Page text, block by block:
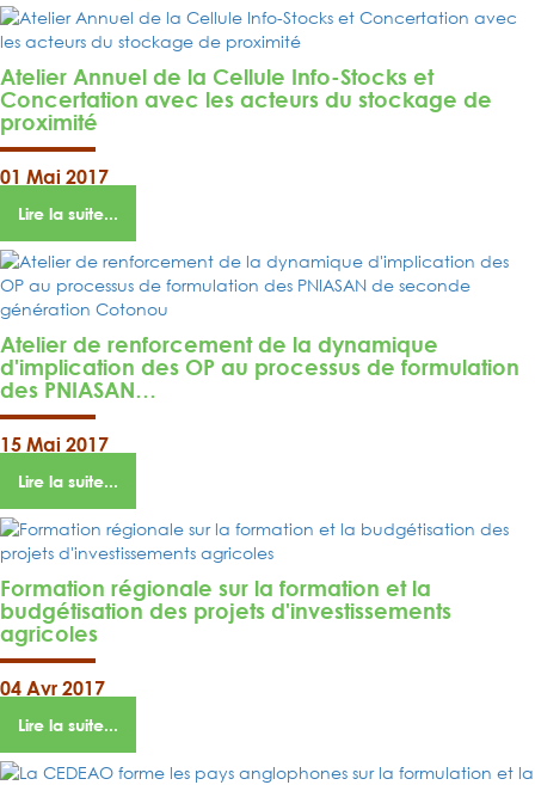
Atelier Annuel de la Cellule Info-Stocks et
Concertation avec les acteurs du stockage de
proximité
01 Mai 2017
Lire la suite...
Atelier de renforcement de la dynamique
d'implication des OP au processus de formulation
des PNIASAN…
15 Mai 2017
Lire la suite...
Formation régionale sur la formation et la
budgétisation des projets d'investissements
agricoles
04 Avr 2017
Lire la suite...